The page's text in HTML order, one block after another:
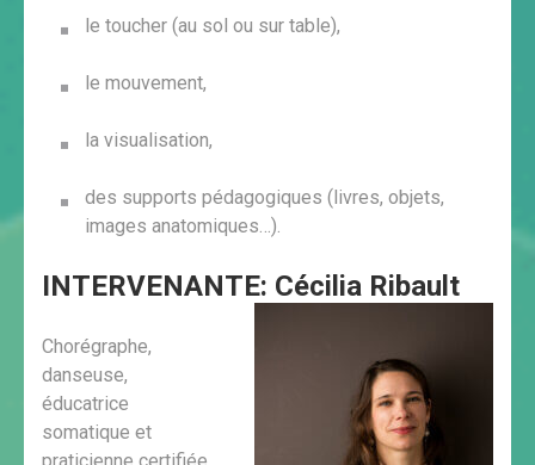
le toucher (au sol ou sur table),
le mouvement,
la visualisation,
des supports pédagogiques (livres, objets,
images anatomiques…).
​INTERVENANTE: Cécilia Ribault
Chorégraphe,
danseuse,
éducatrice
somatique et